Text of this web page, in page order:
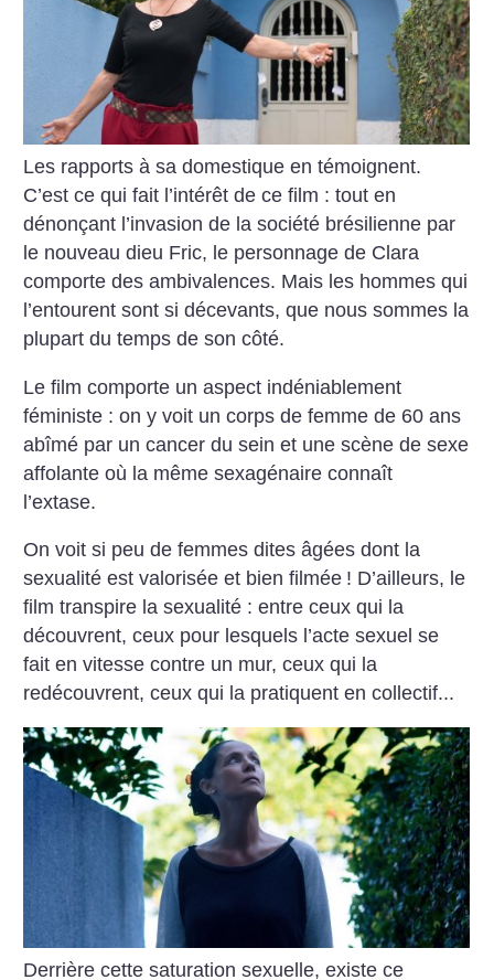
Les rapports à sa domestique en témoignent.
C’est ce qui fait l’intérêt de ce film : tout en
dénonçant l’invasion de la société brésilienne par
le nouveau dieu Fric, le personnage de Clara
comporte des ambivalences. Mais les hommes qui
l’entourent sont si décevants, que nous sommes la
plupart du temps de son côté.
Le film comporte un aspect indéniablement
féministe : on y voit un corps de femme de 60 ans
abîmé par un cancer du sein et une scène de sexe
affolante où la même sexagénaire connaît
l’extase.
On voit si peu de femmes dites âgées dont la
sexualité est valorisée et bien filmée ! D’ailleurs, le
film transpire la sexualité : entre ceux qui la
découvrent, ceux pour lesquels l’acte sexuel se
fait en vitesse contre un mur, ceux qui la
redécouvrent, ceux qui la pratiquent en collectif...
Derrière cette saturation sexuelle, existe ce